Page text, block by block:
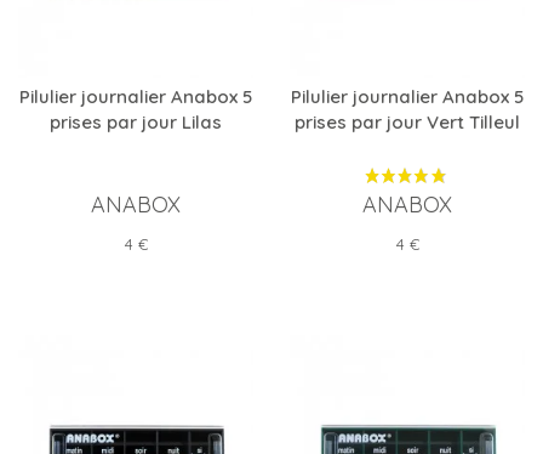
Pilulier journalier Anabox 5
prises par jour Lilas
ANABOX
Prix
4 €
Pilulier journalier Anabox 5
prises par jour Vert Tilleul
ANABOX
Prix
4 €